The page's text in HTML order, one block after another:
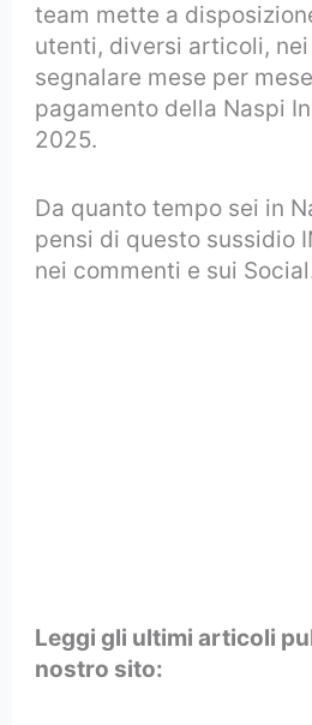
team mette a
utenti, diversi articoli,
segnalare mese per
pagamento della Naspi
2025.
Da quanto tempo sei in
pensi di questo sussidio
nei commenti e sui
Leggi gli ultimi articoli
nostro sito: